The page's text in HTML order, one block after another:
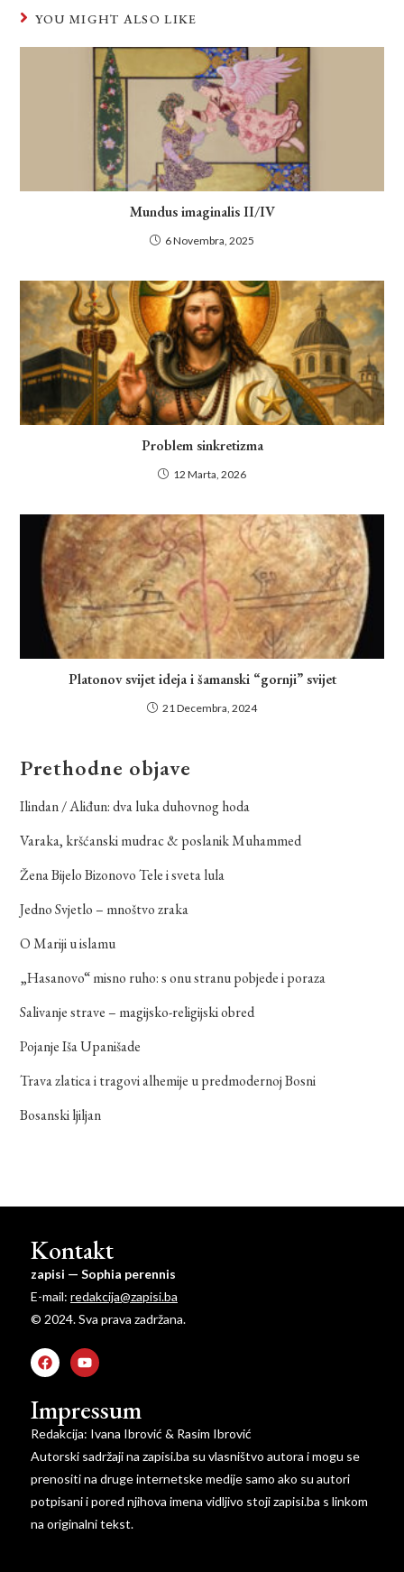
YOU MIGHT ALSO LIKE
Mundus imaginalis II/IV
6 Novembra, 2025
Problem sinkretizma
12 Marta, 2026
Platonov svijet ideja i šamanski “gornji” svijet
21 Decembra, 2024
Prethodne objave
Ilindan / Aliđun: dva luka duhovnog hoda
Varaka, kršćanski mudrac & poslanik Muhammed
Žena Bijelo Bizonovo Tele i sveta lula
Jedno Svjetlo – mnoštvo zraka
O Mariji u islamu
„Hasanovo“ misno ruho: s onu stranu pobjede i poraza
Salivanje strave – magijsko-religijski obred
Pojanje Iša Upanišade
Trava zlatica i tragovi alhemije u predmodernoj Bosni
Bosanski ljiljan
Kontakt
zapisi — Sophia perennis
E-mail: redakcija@zapisi.ba
© 2024. Sva prava zadržana.
Impressum
Redakcija: Ivana Ibrović & Rasim Ibrović
Autorski sadržaji na zapisi.ba su vlasništvo autora i mogu se
prenositi na druge internetske medije samo ako su autori
potpisani i pored njihova imena vidljivo stoji zapisi.ba s linkom
na originalni tekst.